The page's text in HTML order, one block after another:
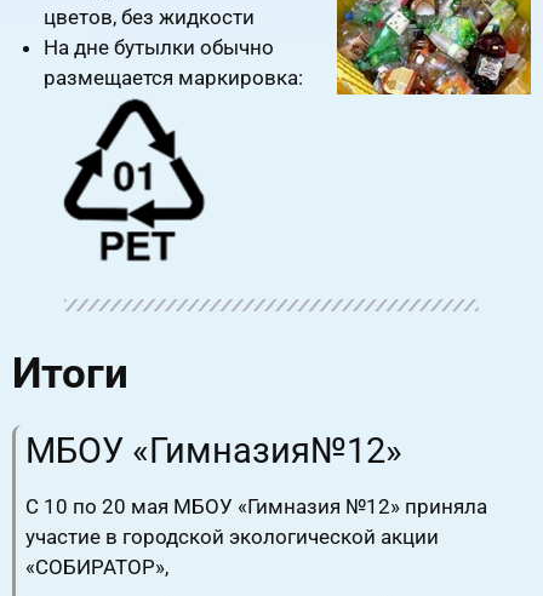
цветов, без жидкости
На дне бутылки обычно
размещается маркировка:
Итоги
МБОУ «Гимназия№12»
С 10 по 20 мая МБОУ «Гимназия №12» приняла
участие в городской экологической акции
«СОБИРАТОР»,